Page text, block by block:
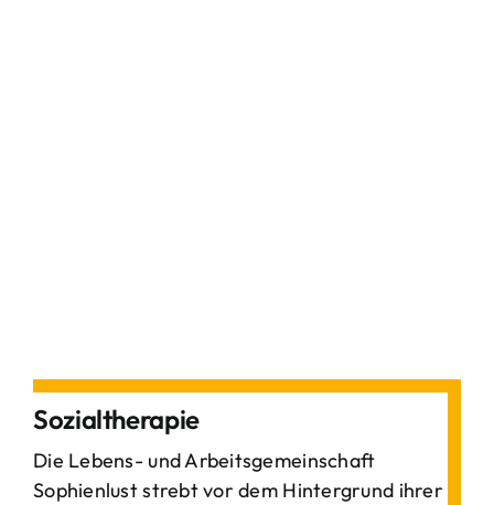
Sozialtherapie
Die Lebens- und Arbeitsgemeinschaft
Sophienlust strebt vor dem Hintergrund ihrer